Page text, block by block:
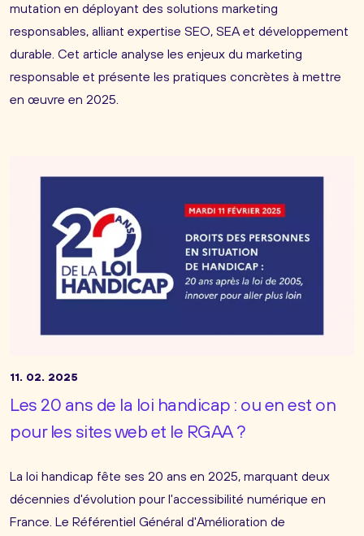
mutation en déployant des solutions marketing
responsables, alliant expertise SEO, SEA et développement
durable. Cet article analyse les enjeux du marketing
responsable et présente les pratiques concrètes à mettre
en œuvre en 2025.
11. 02. 2025
Les 20 ans de la loi handicap : ou en est on
pour les sites web et le RGAA ?
La loi handicap fête ses 20 ans en 2025, marquant deux
décennies d'évolution pour l'accessibilité numérique en
France. Le Référentiel Général d'Amélioration de